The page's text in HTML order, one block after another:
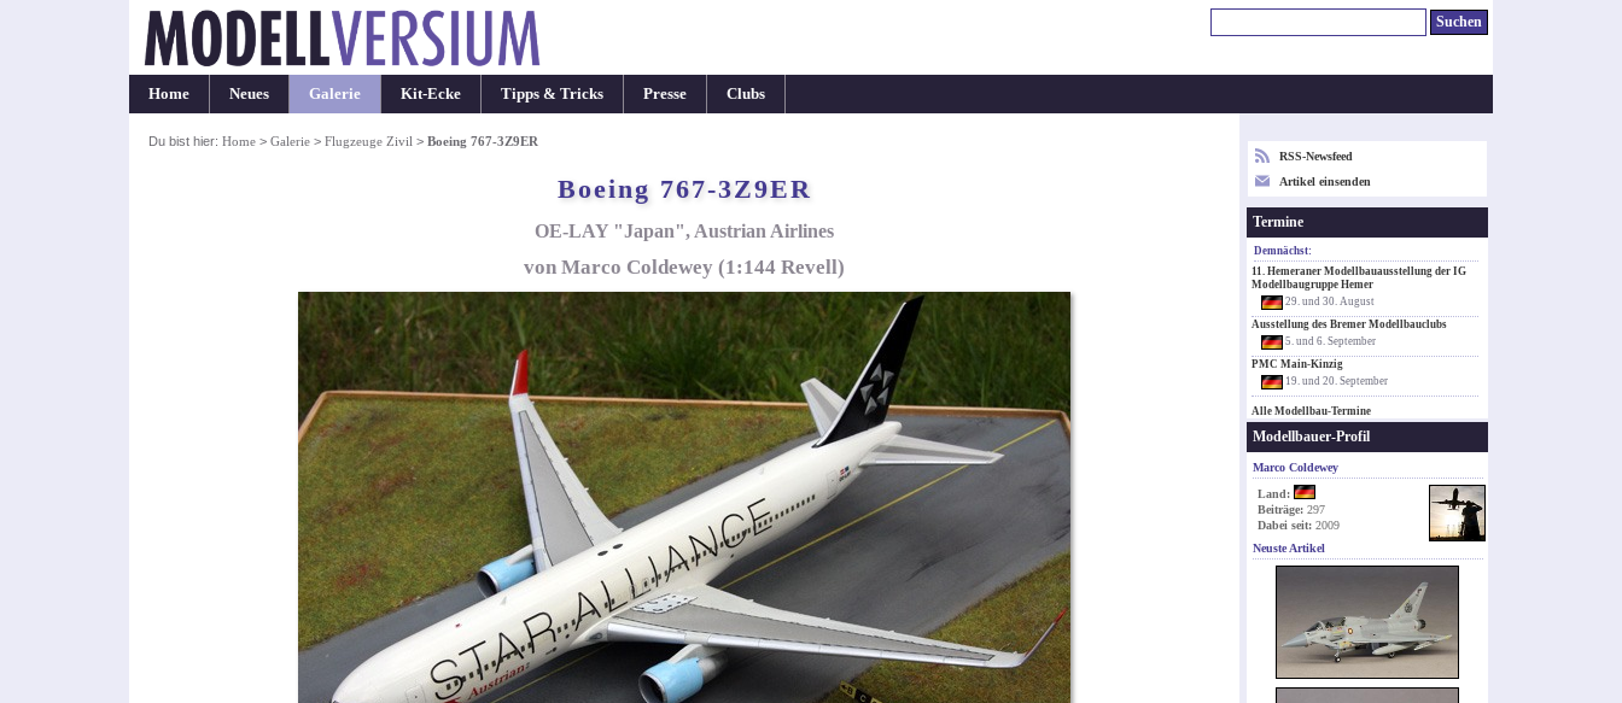
Home Neues Galerie Kit-Ecke Tipps & Tricks Presse Clubs
Du bist hier: Home> Galerie> Flugzeuge Zivil > Boeing 767-3Z9ER
Boeing 767-3Z9ER
OE-LAY "Japan", Austrian Airlines
von Marco Coldewey (1:144 Revell)
RSS-Newsfeed
Artikel einsenden
Termine
Demnächst:
11. Hemeraner Modellbauausstellung der IG
Modellbaugruppe Hemer
29. und 30. August
Ausstellung des Bremer Modellbauclubs
5. und 6. September
PMC Main-Kinzig
19. und 20. September
Alle Modellbau-Termine
Modellbauer-Profil
Marco Coldewey
Land:
Beiträge: 297
Dabei seit: 2009
Neuste Artikel